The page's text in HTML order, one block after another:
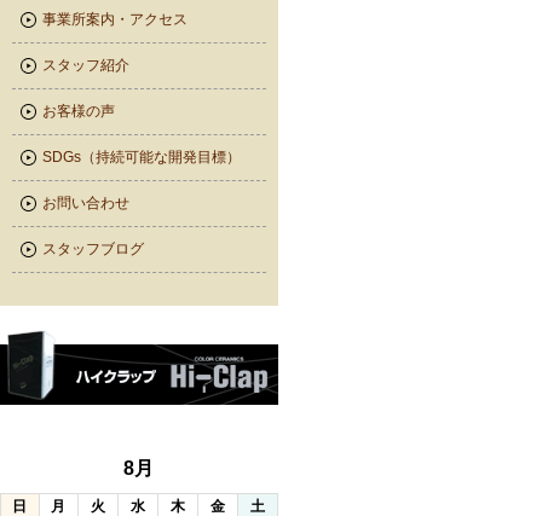
事業所案内・アクセス
スタッフ紹介
お客様の声
SDGs（持続可能な開発目標）
お問い合わせ
スタッフブログ
8月
日 月 火 水 木 金 土